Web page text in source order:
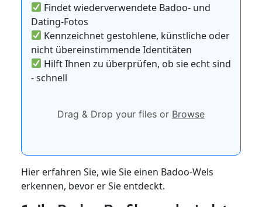
Findet wiederverwendete Badoo- und
Dating-Fotos
Kennzeichnet gestohlene, künstliche oder
nicht übereinstimmende Identitäten
Hilft Ihnen zu überprüfen, ob sie echt sind
- schnell
Drag & Drop your files or Browse
Hier erfahren Sie, wie Sie einen Badoo-Wels
erkennen, bevor er Sie entdeckt.